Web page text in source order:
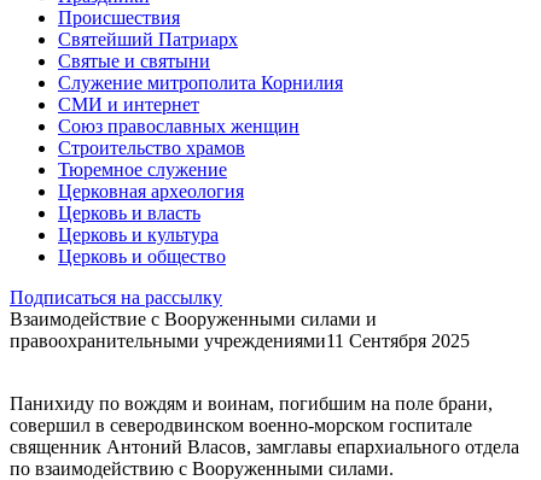
Происшествия
Святейший Патриарх
Святые и святыни
Служение митрополита Корнилия
СМИ и интернет
Союз православных женщин
Строительство храмов
Тюремное служение
Церковная археология
Церковь и власть
Церковь и культура
Церковь и общество
Подписаться на рассылку
Взаимодействие с Вооруженными силами и
правоохранительными учреждениями11 Сентября 2025
Панихиду по вождям и воинам, погибшим на поле брани,
совершил в северодвинском военно-морском госпитале
священник Антоний Власов, замглавы епархиального отдела
по взаимодействию с Вооруженными силами.